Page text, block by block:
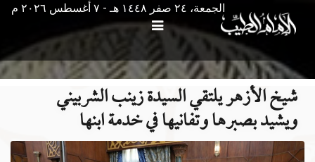
الجمعة، ٢٤ صفر ١٤٤٨ هـ - ۷ أغسطس ۲۰۲٦ م
شيخ الأزهر يلتقي السيدة زينب الشربيني
ويشيد بصبرها وتفانيها في خدمة ابنها